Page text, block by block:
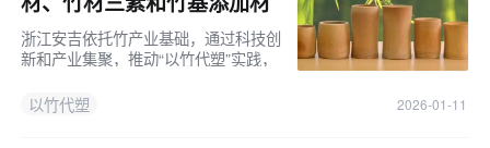
料！
浙江安吉依托竹产业基础，通过科技创
新和产业集聚，推动“以竹代塑”实践，
以竹代塑
2026-01-11